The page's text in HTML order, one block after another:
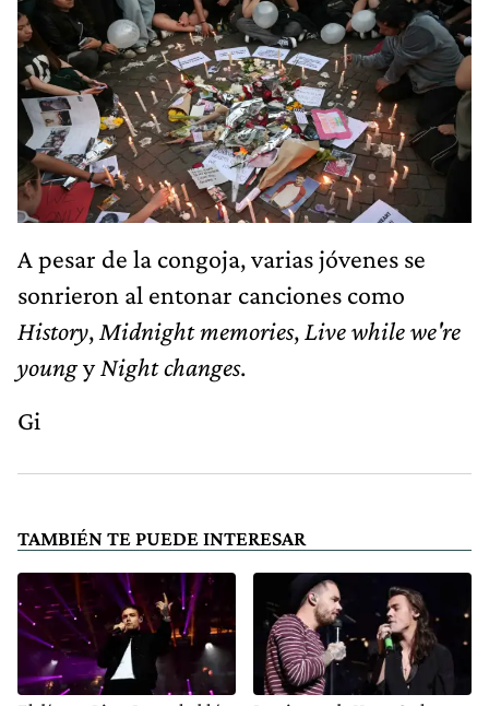
A pesar de la congoja, varias jóvenes se
sonrieron al entonar canciones como
History, Midnight memories, Live while we're
youngyNight changes.
Gi
TAMBIÉN TE PUEDE INTERESAR